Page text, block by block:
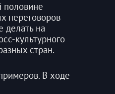
половине
переговоров
делать на
культурного
стран.
В ходе